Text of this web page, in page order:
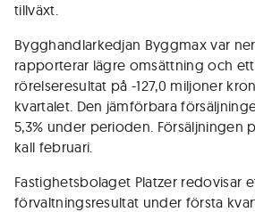
tillväxt.
Bygghandlarkedjan Byggmax var
rapporterar lägre omsättning och
rörelseresultat på -127,0 miljoner
kvartalet. Den jämförbara
5,3% under perioden. Försäljningen
kall februari.
Fastighetsbolaget Platzer redovisar
förvaltningsresultat under första